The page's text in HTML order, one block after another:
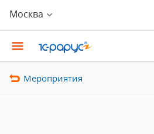
Москва
Мероприятия